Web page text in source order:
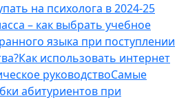
на психолога в 2024-25
– как выбрать учебное
языка при поступлении
Как использовать интернет
руководствоСамые
абитуриентов при